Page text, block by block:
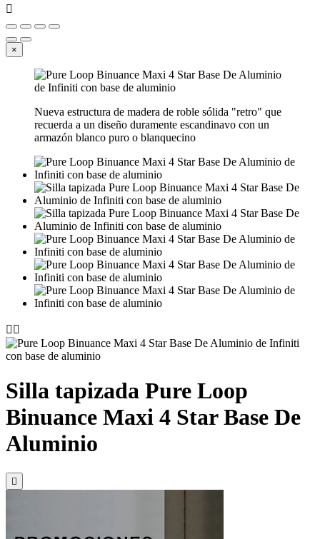

×
Nueva estructura de madera de roble sólida "retro" que
recuerda a un diseño duramente escandinavo con un
armazón blanco puro o blanquecino
 
Silla tapizada Pure Loop
Binuance Maxi 4 Star Base De
Aluminio
